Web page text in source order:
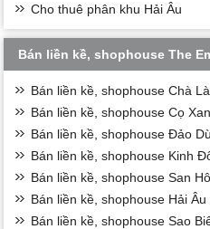
Cho thuê phân khu Hải Âu
Bán liền kề, shophouse The
Bán liền kề, shophouse Chà Là
Bán liền kề, shophouse Cọ
Bán liền kề, shophouse Đảo
Bán liền kề, shophouse Kinh
Bán liền kề, shophouse San Hô
Bán liền kề, shophouse Hải Âu
Bán liền kề, shophouse Sao